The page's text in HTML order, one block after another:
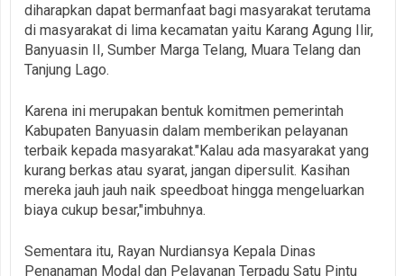
diharapkan dapat bermanfaat bagi masyarakat terutama
di masyarakat di lima kecamatan yaitu Karang Agung Ilir,
Banyuasin II, Sumber Marga Telang, Muara Telang dan
Tanjung Lago.
Karena ini merupakan bentuk komitmen pemerintah
Kabupaten Banyuasin dalam memberikan pelayanan
terbaik kepada masyarakat."Kalau ada masyarakat yang
kurang berkas atau syarat, jangan dipersulit. Kasihan
mereka jauh jauh naik speedboat hingga mengeluarkan
biaya cukup besar,"imbuhnya.
Sementara itu, Rayan Nurdiansya Kepala Dinas
Penanaman Modal dan Pelayanan Terpadu Satu Pintu